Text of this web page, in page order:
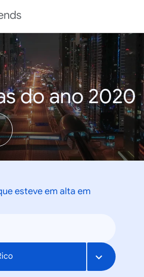
do ano 2020
esteve em alta em